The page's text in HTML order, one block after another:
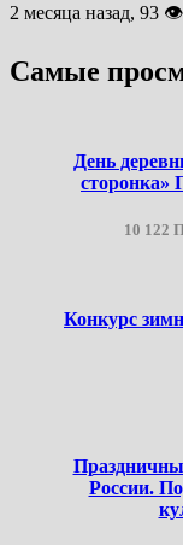
2 месяца назад, 93 👁
Самые
День
сторонка»
10 122
Конкурс
России.